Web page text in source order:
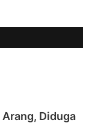
Arang, Diduga